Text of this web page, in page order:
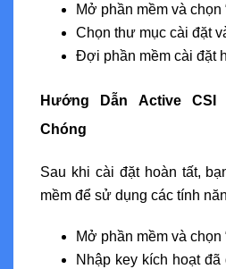
Mở phần mềm và chọn
Chọn thư mục cài đặt
Đợi phần mềm cài đặt
Hướng Dẫn Active CSI
Chóng
Sau khi cài đặt hoàn tất,
mềm để sử dụng các tính
Mở phần mềm và chọn
Nhập key kích hoạt